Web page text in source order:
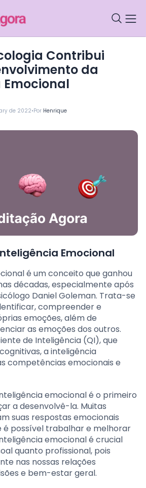
de 2022•Por Henrique
da
Emocional
é um conceito que ganhou
décadas, especialmente após
Daniel Goleman. Trata-se
compreender e
emoções, além de
as emoções dos outros.
de Inteligência (QI), que
a inteligência
competências emocionais e
emocional é o primeiro
a desenvolvê-la. Muitas
suas respostas emocionais
é possível trabalhar e melhorar
emocional é crucial
quanto profissional, pois
nas nossas relações
e bem-estar geral.